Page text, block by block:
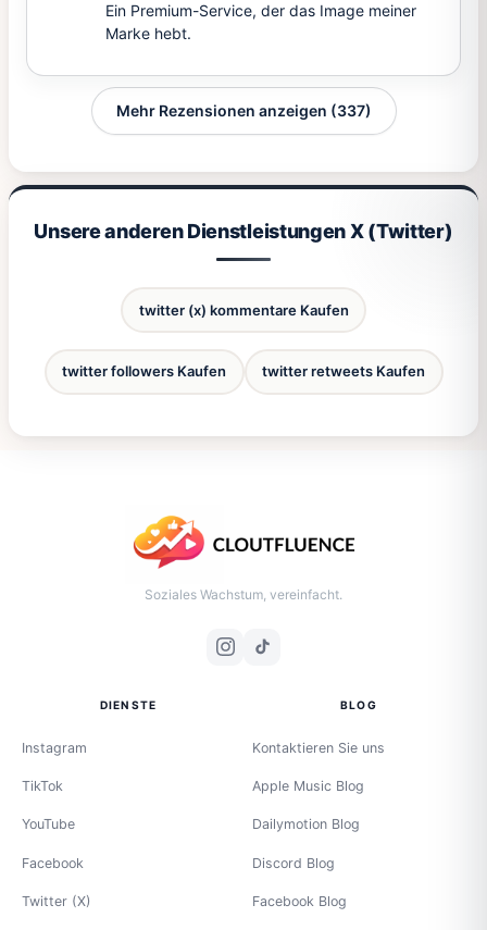
Ein Premium-Service, der das Image meiner
Marke hebt.
Mehr Rezensionen anzeigen (337)
Unsere anderen Dienstleistungen X (Twitter)
twitter (x) kommentare Kaufen
twitter followers Kaufen twitter retweets Kaufen
Soziales Wachstum, vereinfacht.
DIENSTE
Instagram
TikTok
YouTube
Facebook
Twitter (X)
BLOG
Kontaktieren Sie uns
Apple Music Blog
Dailymotion Blog
Discord Blog
Facebook Blog